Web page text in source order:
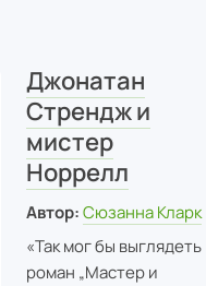
Джонатан
Стрендж и
мистер
Норрелл
Автор: Сюзанна Кларк
«Так мог бы выглядеть
роман „Мастер и